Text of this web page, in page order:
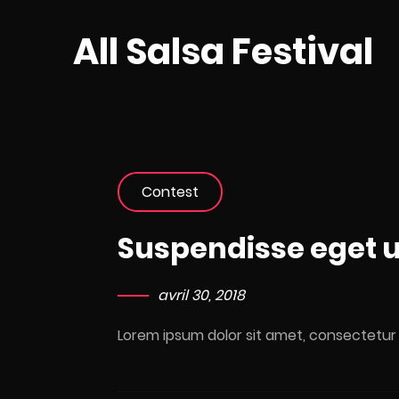
All Salsa Festival
Contest
Suspendisse
avril 30, 2018
Lorem ipsum dolor sit amet,